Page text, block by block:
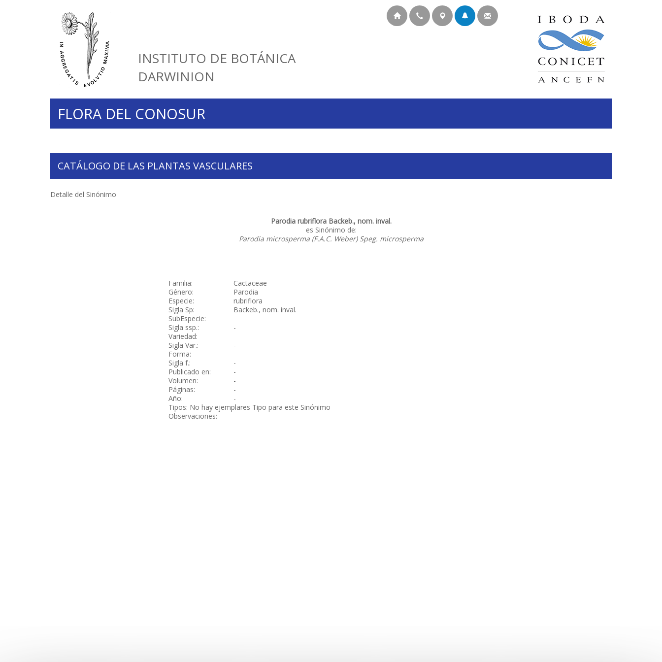
INSTITUTO DE BOTÁNICA
DARWINION
FLORA DEL CONOSUR
CATÁLOGO DE LAS PLANTAS VASCULARES
Detalle del Sinónimo
Parodia rubriflora Backeb., nom. inval.
es Sinónimo de:
Parodia microsperma (F.A.C. Weber) Speg. microsperma
Familia:
Cactaceae
Género:
Parodia
Especie:
rubriflora
Sigla Sp:
Backeb., nom. inval.
SubEspecie:
Sigla ssp.:
-
Variedad:
Sigla Var.:
-
Forma:
Sigla f.:
-
Publicado en:
-
Volumen:
-
Páginas:
-
Año:
-
Tipos: No hay ejemplares Tipo para este Sinónimo
Observaciones: